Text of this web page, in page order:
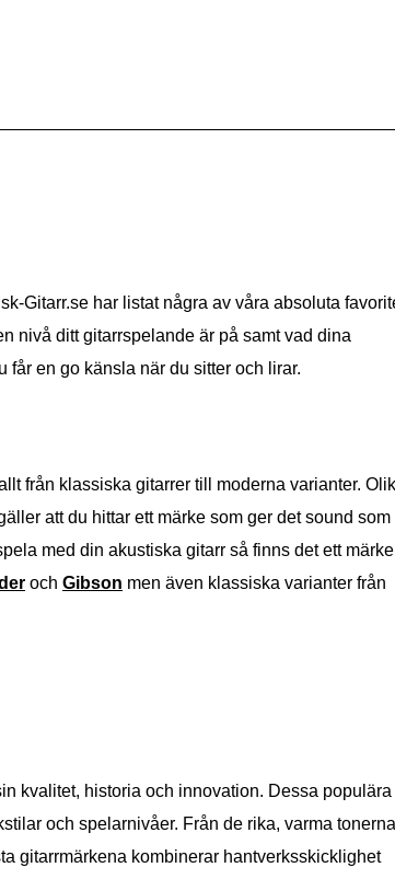
Gitarr.se har listat några av våra absoluta
nivå ditt gitarrspelande är på samt vad dina
får en go känsla när du sitter och lirar.
från klassiska gitarrer till moderna varianter.
att du hittar ett märke som ger det sound som
med din akustiska gitarr så finns det ett märke
och Gibson men även klassiska varianter från
kvalitet, historia och innovation. Dessa populära
och spelarnivåer. Från de rika, varma tonerna
gitarrmärkena kombinerar hantverksskicklighet